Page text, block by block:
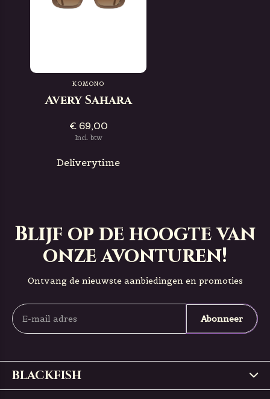
KOMONO
Avery Sahara
€ 69,00
Incl. btw
Deliverytime
Blijf op de hoogte van
onze avonturen!
Ontvang de nieuwste aanbiedingen en promoties
Abonneer
BLACKFISH